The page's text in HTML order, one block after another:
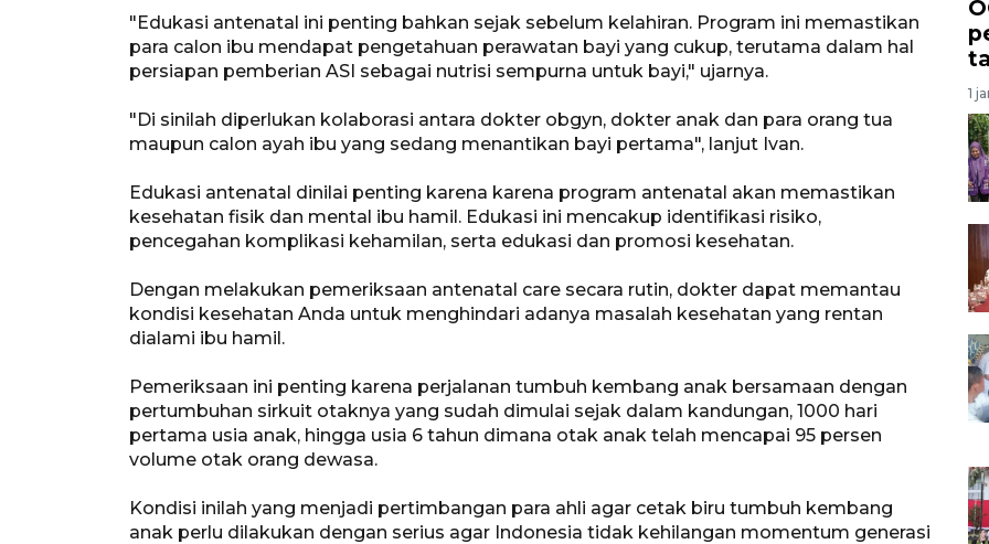
"Edukasi antenatal ini penting bahkan sejak sebelum kelahiran. Program ini memastikan
para calon ibu mendapat pengetahuan perawatan bayi yang cukup, terutama dalam hal
persiapan pemberian ASI sebagai nutrisi sempurna untuk bayi," ujarnya.
"Di sinilah diperlukan kolaborasi antara dokter obgyn, dokter anak dan para orang tua
maupun calon ayah ibu yang sedang menantikan bayi pertama", lanjut Ivan.
Edukasi antenatal dinilai penting karena karena program antenatal akan memastikan
kesehatan fisik dan mental ibu hamil. Edukasi ini mencakup identifikasi risiko,
pencegahan komplikasi kehamilan, serta edukasi dan promosi kesehatan.
Dengan melakukan pemeriksaan antenatal care secara rutin, dokter dapat memantau
kondisi kesehatan Anda untuk menghindari adanya masalah kesehatan yang rentan
dialami ibu hamil.
Pemeriksaan ini penting karena perjalanan tumbuh kembang anak bersamaan dengan
pertumbuhan sirkuit otaknya yang sudah dimulai sejak dalam kandungan, 1000 hari
pertama usia anak, hingga usia 6 tahun dimana otak anak telah mencapai 95 persen
volume otak orang dewasa.
Kondisi inilah yang menjadi pertimbangan para ahli agar cetak biru tumbuh kembang
anak perlu dilakukan dengan serius agar Indonesia tidak kehilangan momentum generasi
1